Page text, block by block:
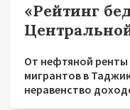
«Рейтинг
От нефтяной
мигрантов в
неравенство